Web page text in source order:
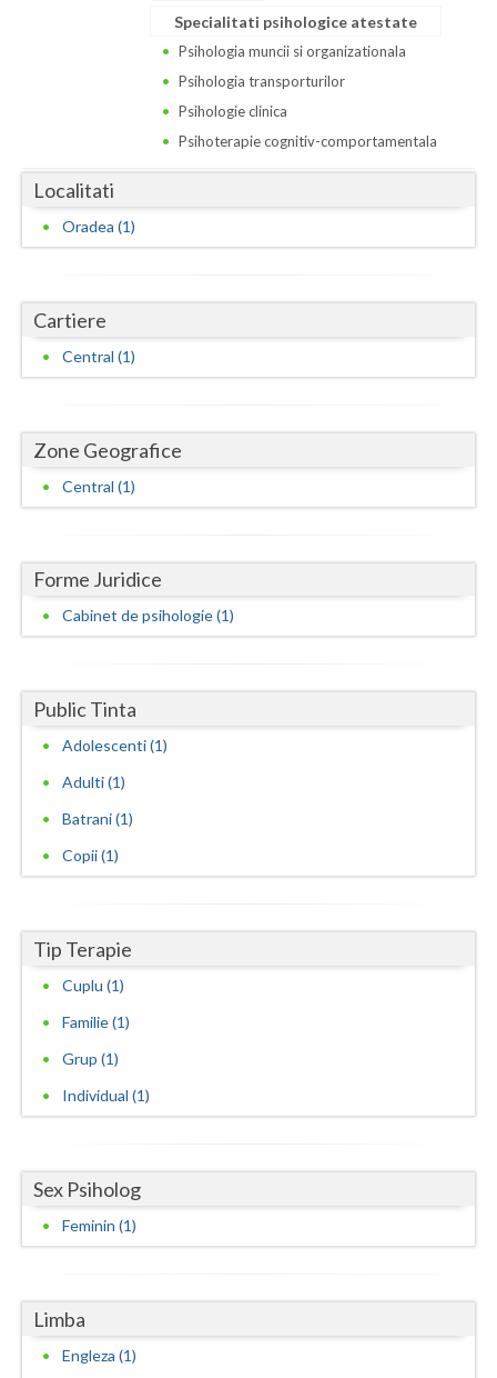
Galati
Giurgiu
Harghita
Hunedoara
Ilfov
Mehedinti
Neamt
Olt
Prahova
Salaj
Satu-Mare
Suceava
Teleorman
Tulcea
Vaslui
Vrancea
Specialitati psihologice atestate
Psihologia muncii si organizationala
Psihologia transporturilor
Psihologie clinica
Psihoterapie cognitiv-comportamentala
Localitati
Oradea (1)
Cartiere
Central (1)
Zone Geografice
Central (1)
Forme Juridice
Cabinet de psihologie (1)
Public Tinta
Adolescenti (1)
Adulti (1)
Batrani (1)
Copii (1)
Tip Terapie
Cuplu (1)
Familie (1)
Grup (1)
Individual (1)
Sex Psiholog
Feminin (1)
Limba
Engleza (1)